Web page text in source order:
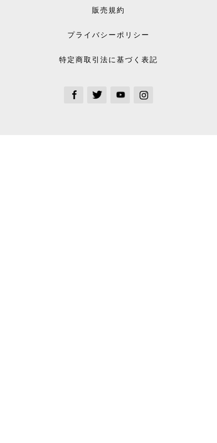
販売規約
プライバシーポリシー
特定商取引法に基づく表記
See our FacebookSee our Twitter